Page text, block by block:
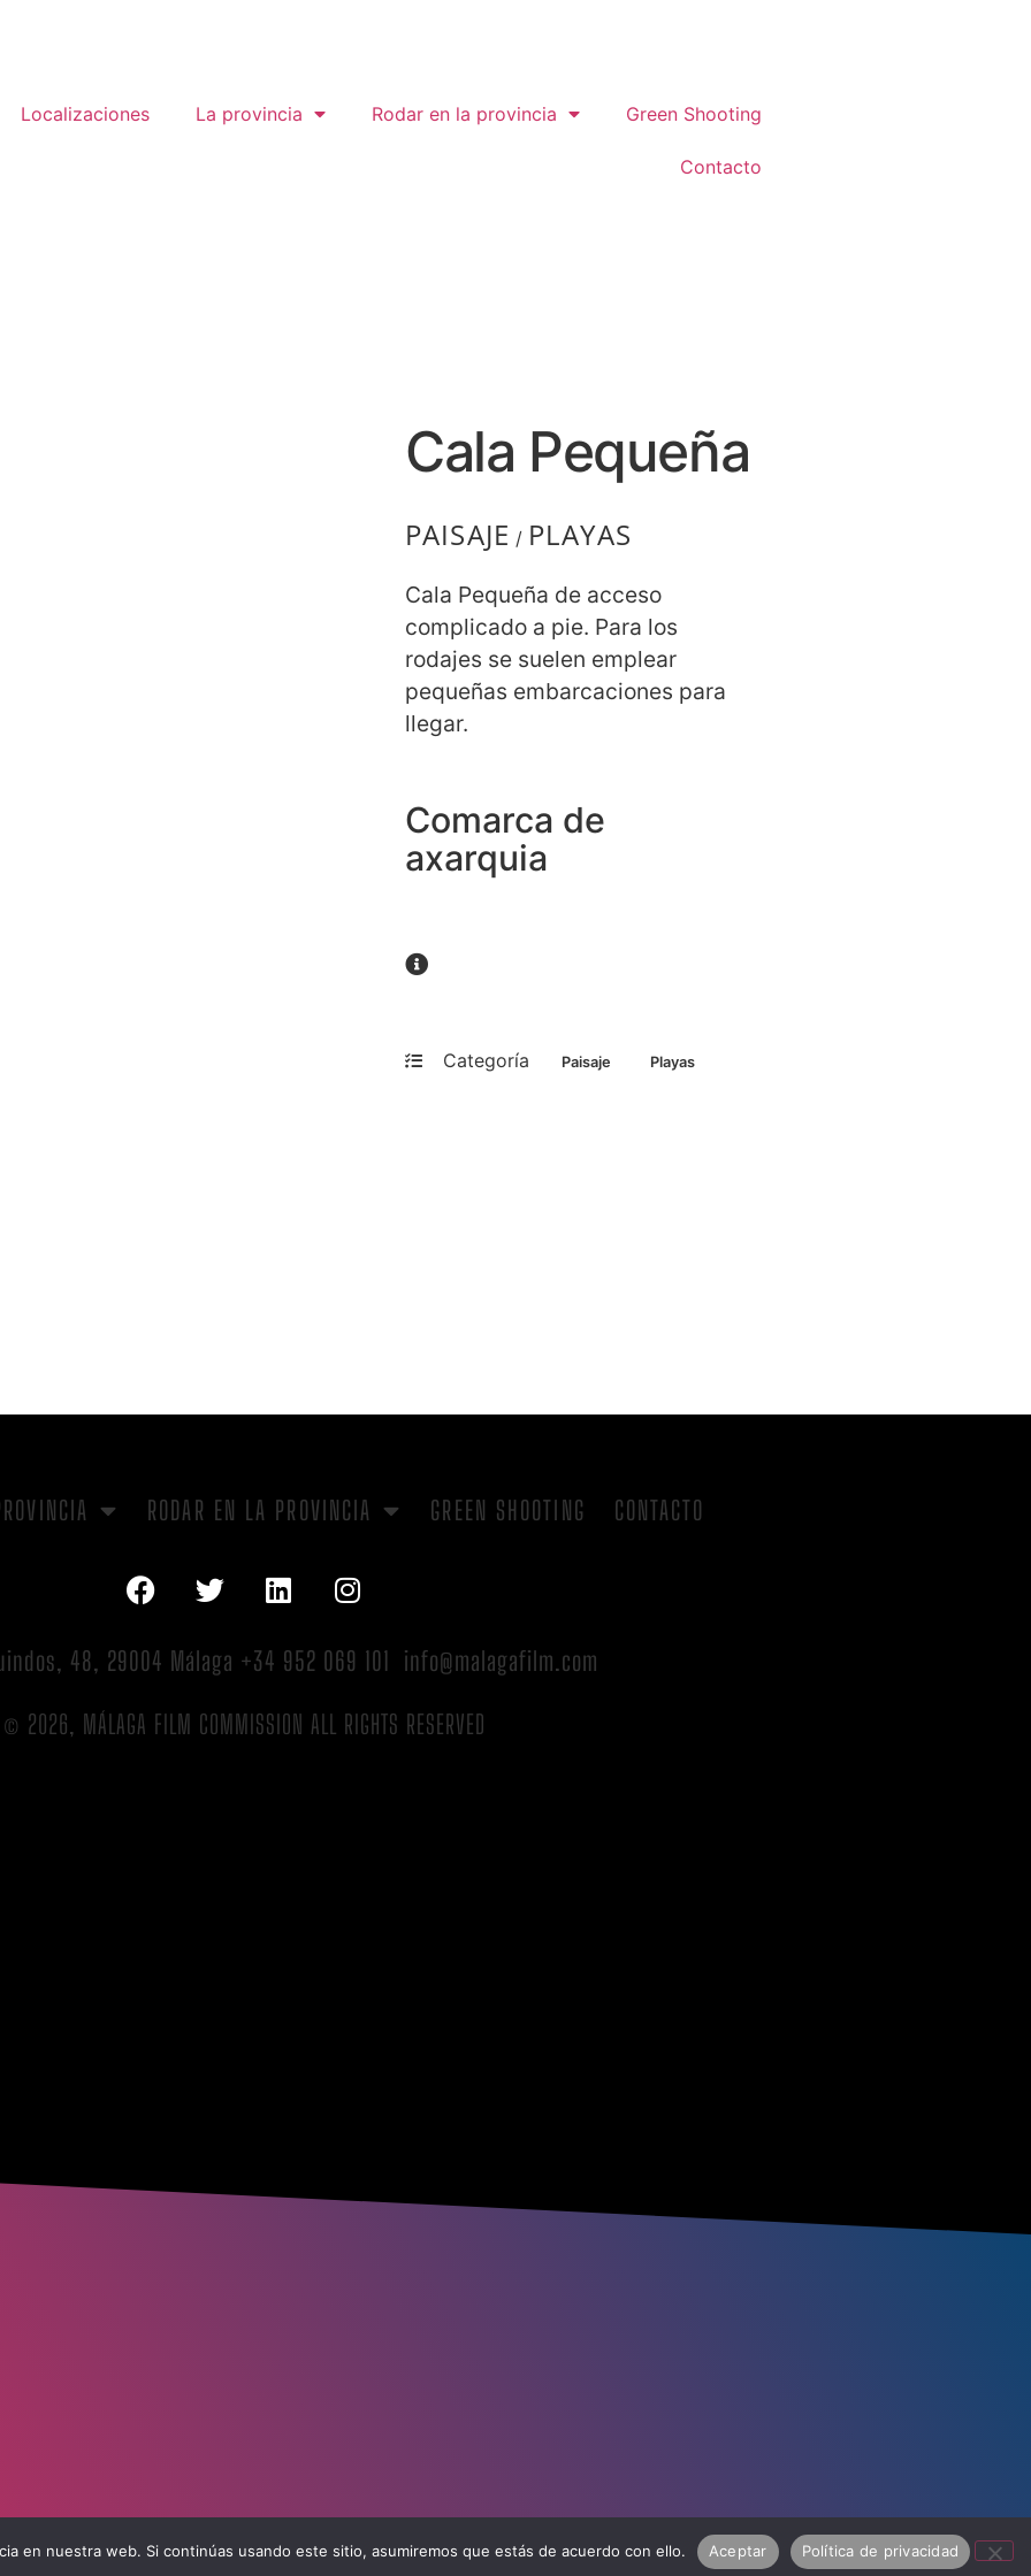
Localizaciones La provincia Rodar en la provincia Green Shooting
Contacto
Cala Pequeña
PAISAJE / PLAYAS
Cala Pequeña de acceso
complicado a pie. Para los
rodajes se suelen emplear
pequeñas embarcaciones para
llegar.
Comarca de
axarquia
Categoría Paisaje Playas
RODAR EN LA PROVINCIA GREEN SHOOTING CONTACTO
48, 29004 Málaga +34 952 069 101 info@malagafilm.com
© 2026, MÁLAGA FILM COMMISSION ALL RIGHTS RESERVED
en nuestra web. Si continúas usando este sitio, asumiremos que estás de acuerdo con ello. Aceptar Política de privacidad